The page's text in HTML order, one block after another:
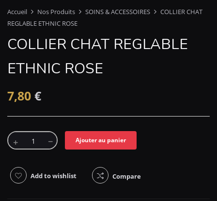
Accueil Nos Produits SOINS & ACCESSOIRES
COLLIER CHAT
REGLABLE ETHNIC ROSE
COLLIER CHAT REGLABLE
ETHNIC ROSE
7,80 €
Ajouter au panier
Add to wishlist Compare